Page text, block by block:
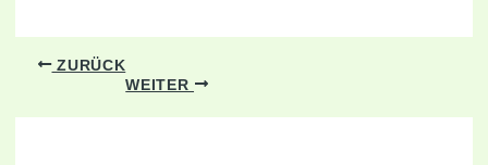
ZURÜCK
WEITER